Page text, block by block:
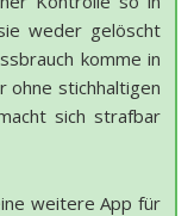
weder gelöscht
komme in
ohne stichhaltigen
sich strafbar
weitere App für